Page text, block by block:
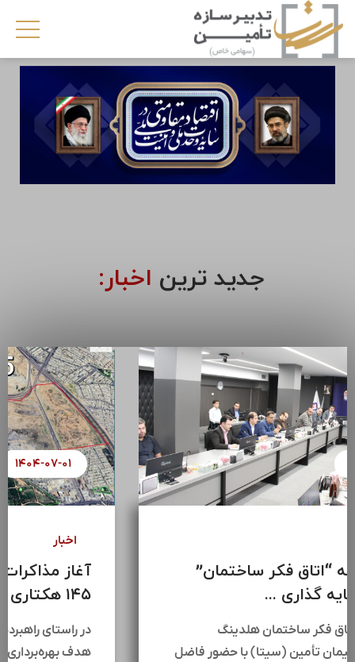
جدید ترین اخبار:
۱۴۰۴-۰۷-۰۸
سومین جلسه “اتاق فکر ساختمان”
هلدینگ سرمایه گذاری ...
سومین جلسه اتاق فکر ساختمان هلدینگ
سرمایه‌گذاری سیمان تأمین (سیتا) با حضور فاضل